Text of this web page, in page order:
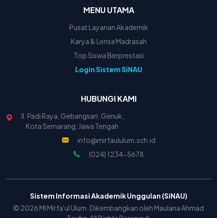
MENU UTAMA
Pusat Layanan Akademik
Karya & Lensa Madrasah
Top Siswa Berprestasi
Login Sistem SiNAU
HUBUNGI KAMI
Jl. Padi Raya, Gebangsari, Genuk,
Kota Semarang, Jawa Tengah
info@mirfaululum.sch.id
(024) 1234-5678
Sistem Informasi Akademik Unggulan (SiNAU)
© 2026 MI Mirfa'ul Ulum. Dikembangkan oleh Maulana Ahmad